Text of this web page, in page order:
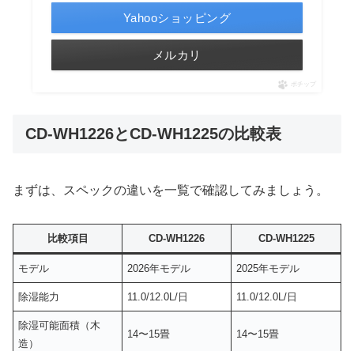
Yahooショッピング
メルカリ
ポチップ
CD-WH1226とCD-WH1225の比較表
まずは、スペックの違いを一覧で確認してみましょう。
比較項目 CD-WH1226 CD-WH1225
モデル 2026年モデル 2025年モデル
除湿能力 11.0/12.0L/日 11.0/12.0L/日
除湿可能面積（木
造）
14〜15畳 14〜15畳